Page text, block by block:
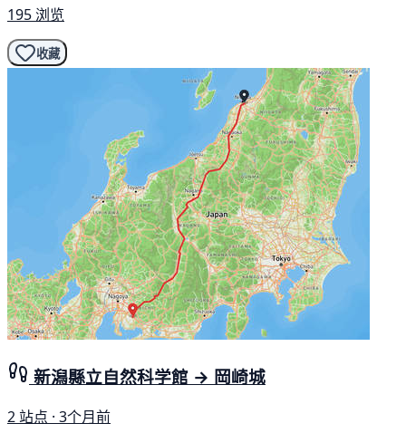
195 浏览
收藏
新潟縣立自然科学館 → 岡崎城
2 站点 · 3个月前